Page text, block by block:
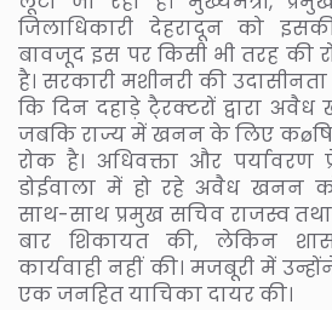
जिलाधिकारी देहरादून को
बावजूद इस पर किसी भी तरह की
है। सरकारी मशीनरी की
कि दिन दहाड़े टै्रक्टरों द्वारा
जबकि राज्य में खनन के लिए कøषि
रोक है। अधिवक्ता और पर्यावरण
डोईवाला में हो रहे अवैध खनन
साथ-साथ प्रमुख सचिव राजस्व
बार शिकायत की, लेकिन
कार्यवाही नहीं की। मजबूरी में
एक जनहित याचिका दायर की।